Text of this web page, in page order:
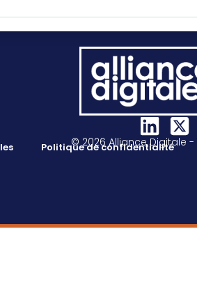
© 2026 Alliance Digitale
Politique de confidentialité